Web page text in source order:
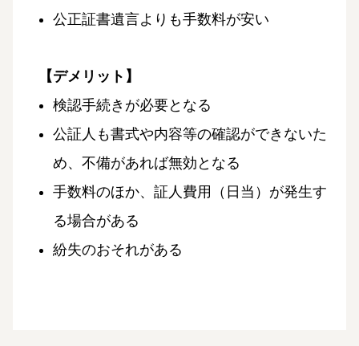
公正証書遺言よりも手数料が安い
【デメリット】
検認手続きが必要となる
公証人も書式や内容等の確認ができないた
め、不備があれば無効となる
手数料のほか、証人費用（日当）が発生す
る場合がある
紛失のおそれがある